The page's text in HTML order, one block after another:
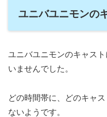
ユニバユニモンの
ユニバユニモンのキャス
いませんでした。
どの時間帯に、どのキャ
ないようです。